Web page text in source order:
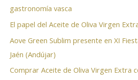
r
p
gastronomía vasca
El papel del Aceite de Oliva Virgen
Aove Green Sublim presente en XI
Jaén (Andújar)
Comprar Aceite de Oliva Virgen Extra